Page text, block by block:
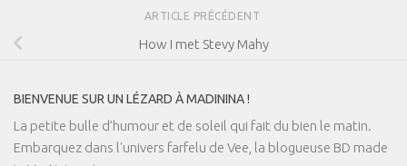
ARTICLE PRÉCÉDENT
How I met Stevy Mahy
BIENVENUE SUR UN LÉZARD À MADININA !
La petite bulle d’humour et de soleil qui fait du bien le matin.
Embarquez dans l'univers farfelu de Vee, la blogueuse BD made